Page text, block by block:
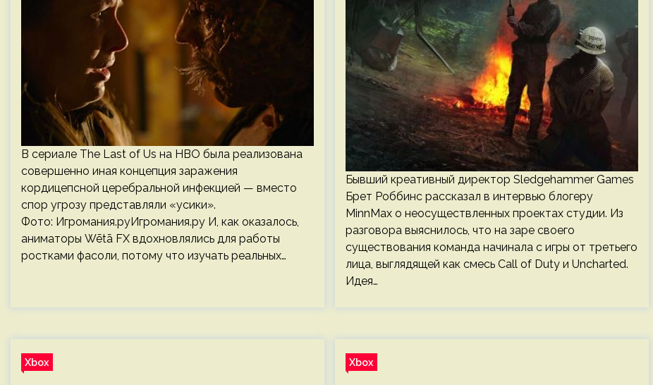
В сериале The Last of Us на HBO была реализована
совершенно иная концепция заражения
кордицепсной церебральной инфекцией — вместо
спор угрозу представляли «усики».
Фото: Игромания.руИгромания.ру И, как оказалось,
аниматоры Wētā FX вдохновлялись для работы
ростками фасоли, потому что изучать реальных…
Бывший креативный директор Sledgehammer Games
Брет Роббинс рассказал в интервью блогеру
MinnMax о неосуществленных проектах студии. Из
разговора выяснилось, что на заре своего
существования команда начинала с игры от третьего
лица, выглядящей как смесь Call of Duty и Uncharted.
Идея…
Xbox Xbox